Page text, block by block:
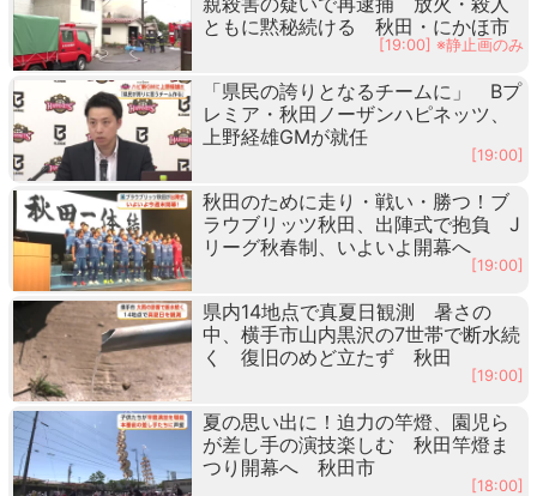
ともに黙秘続ける 秋田・にかほ市
[19:00] ※静止画のみ
「県民の誇りとなるチームに」 Bプ
レミア・秋田ノーザンハピネッツ、
上野経雄GMが就任
[19:00]
秋田のために走り・戦い・勝つ！ブ
ラウブリッツ秋田、出陣式で抱負 J
リーグ秋春制、いよいよ開幕へ
[19:00]
県内14地点で真夏日観測 暑さの
中、横手市山内黒沢の7世帯で断水続
く 復旧のめど立たず 秋田
[19:00]
夏の思い出に！迫力の竿燈、園児ら
が差し手の演技楽しむ 秋田竿燈ま
つり開幕へ 秋田市
[18:00]